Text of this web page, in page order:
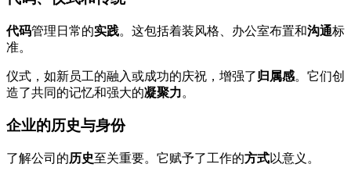
代码管理日常的实践。这包括着装风格、办公室布置和沟通标
准。
仪式，如新员工的融入或成功的庆祝，增强了归属感。它们创
造了共同的记忆和强大的凝聚力。
企业的历史与身份
了解公司的历史至关重要。它赋予了工作的方式以意义。